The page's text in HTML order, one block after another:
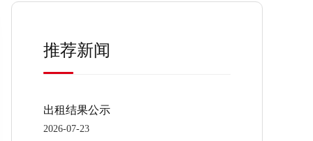
推荐新闻
出租结果公示
2026-07-23